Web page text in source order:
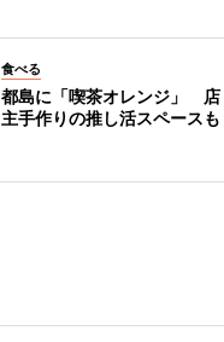
食べる
都島に「喫茶オレンジ」 店
主手作りの推し活スペースも